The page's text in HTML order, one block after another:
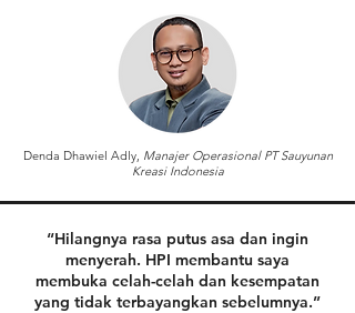
Denda Dhawiel Adly, Manajer Operasional PT Sauyunan
Kreasi Indonesia
“Hilangnya rasa putus asa dan ingin
menyerah. HPI membantu saya
membuka celah-celah dan kesempatan
yang tidak terbayangkan sebelumnya.”